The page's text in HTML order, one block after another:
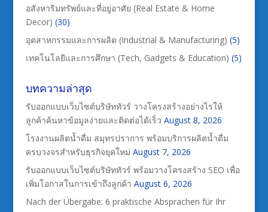
อสังหาริมทรัพย์และที่อยู่อาศัย (Real Estate & Home
Decor) (30)
อุตสาหกรรมและการผลิต (Industrial & Manufacturing) (5)
เทคโนโลยีและการศึกษา (Tech, Gadgets & Education) (5)
บทความล่าสุด
รับออกแบบเว็บไซต์บริษัททัวร์ วางโครงสร้างอย่างไรให้
ลูกค้าค้นหาข้อมูลง่ายและติดต่อได้เร็ว August 8, 2026
โรงงานผลิตน้ำดื่ม สมุทรปราการ พร้อมบริการผลิตน้ำดื่ม
ครบวงจรสำหรับธุรกิจยุคใหม่ August 7, 2026
รับออกแบบเว็บไซต์บริษัททัวร์ พร้อมวางโครงสร้าง SEO เพื่อ
เพิ่มโอกาสในการเข้าถึงลูกค้า August 6, 2026
Nach der Übergabe: 6 praktische Absprachen für Ihr